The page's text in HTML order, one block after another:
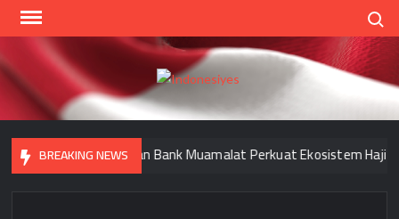
Skip
Home
Opini
BREAKING NEWS
Keuangan Haji dan Bank Muamalat Perkuat Ekosistem Haji